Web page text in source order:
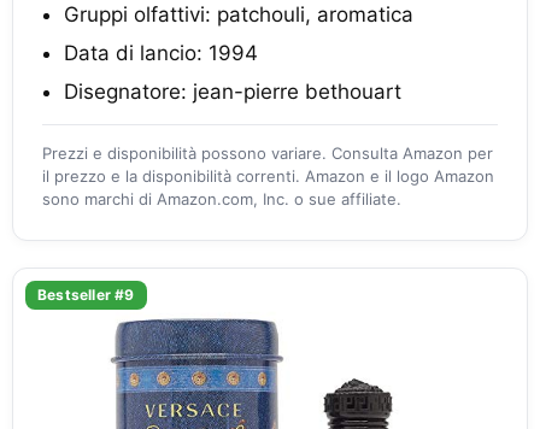
Gruppi olfattivi: patchouli, aromatica
Data di lancio: 1994
Disegnatore: jean-pierre bethouart
Prezzi e disponibilità possono variare. Consulta Amazon per
il prezzo e la disponibilità correnti. Amazon e il logo Amazon
sono marchi di Amazon.com, Inc. o sue affiliate.
Bestseller #9